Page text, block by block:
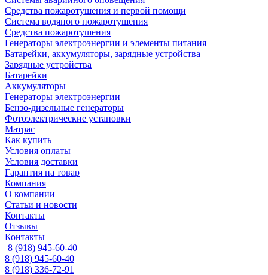
Средства пожаротушения и первой помощи
Система водяного пожаротушения
Средства пожаротушения
Генераторы электроэнергии и элементы питания
Батарейки, аккумуляторы, зарядные устройства
Зарядные устройства
Батарейки
Аккумуляторы
Генераторы электроэнергии
Бензо-дизельные генераторы
Фотоэлектрические установки
Матрас
Как купить
Условия оплаты
Условия доставки
Гарантия на товар
Компания
О компании
Статьи и новости
Контакты
Отзывы
Контакты
8 (918) 945-60-40
8 (918) 945-60-40
8 (918) 336-72-91